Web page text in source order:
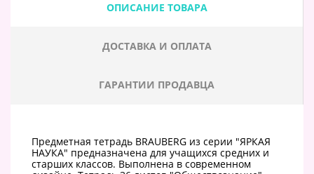
ОПИСАНИЕ ТОВАРА
ДОСТАВКА И ОПЛАТА
ГАРАНТИИ ПРОДАВЦА
Предметная тетрадь BRAUBERG из серии "ЯРКАЯ
НАУКА" предназначена для учащихся средних и
старших классов. Выполнена в современном